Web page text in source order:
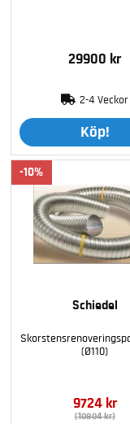
29900 kr
2-4 Veckor
Köp!
10
Schiedel
(Ø110)
9724 kr
(10804 kr)